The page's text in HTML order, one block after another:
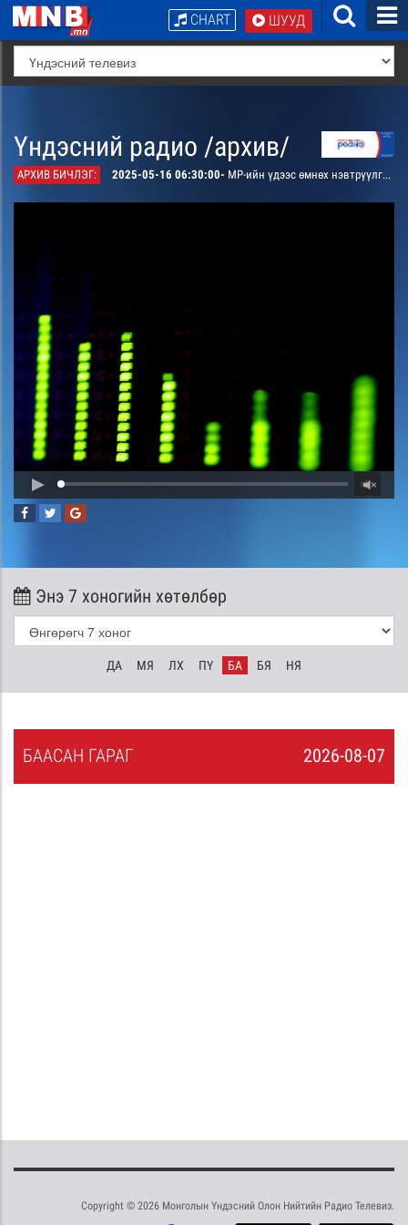
ШУУД
CHART
Үндэсний радио /архив/
АРХИВ БИЧЛЭГ: 2025-05-16 06:30:00- МР-ийн үдээс өмнөх нэвтрүүлгийн хөтөлбөр, цаг агаар танилцуулна.
Энэ 7 хоногийн хөтөлбөр
ДА МЯ ЛХ ПҮ БА БЯ НЯ
2026-08-07
БААСАН ГАРАГ
Copyright © 2026 Монголын Үндэсний Олон Нийтийн Радио Телевиз.